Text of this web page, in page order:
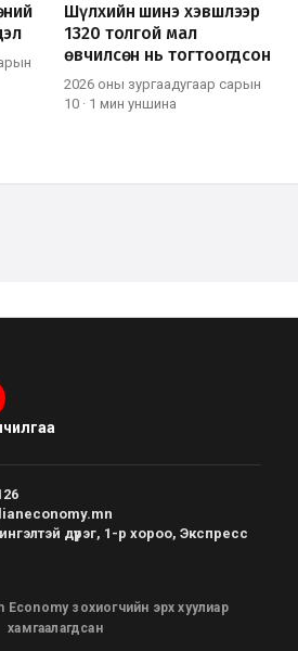
Шүлхийн шинэ хэвшлээр
1320 толгой мал
өвчилсөн нь тогтоогдсон
2026 оны зургаадугаар сарын
10 · 1 мин уншина
дүүрэг, 1-р хороо, Экспресс
зохиогчийн эрх хуулиар
хамгаалагдсан